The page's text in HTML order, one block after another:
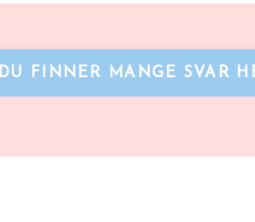
DU FINNER MANGE SVAR